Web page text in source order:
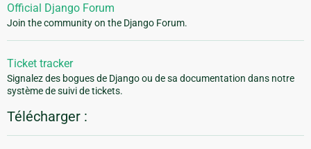
Official Django Forum
Join the community on the Django Forum.
Ticket tracker
Signalez des bogues de Django ou de sa documentation dans notre
système de suivi de tickets.
Télécharger :